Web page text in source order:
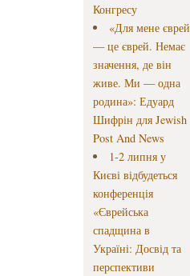
Конгресу
«Для мене єврей
— це єврей. Немає
значення, де він
живе. Ми — одна
родина»: Едуард
Шифрін для Jewish
Post And News
1-2 липня у
Києві відбудеться
конференція
«Єврейська
спадщина в
Україні: Досвід та
перспективи